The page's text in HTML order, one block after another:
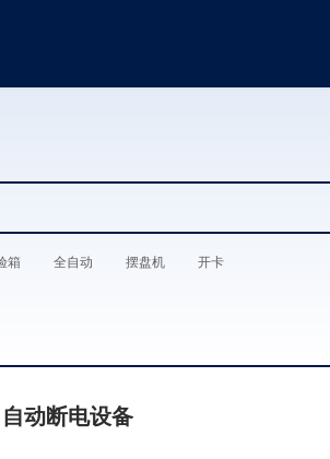
箱 全自动 摆盘机 开卡
动断电设备